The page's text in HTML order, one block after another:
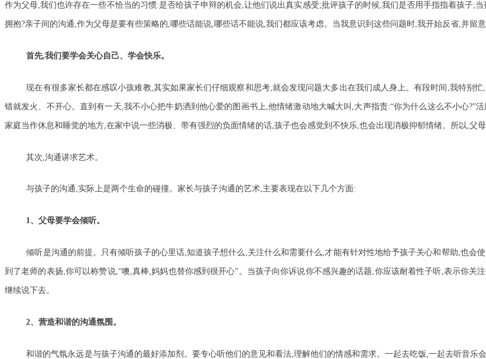
作为父母,我们也许存在一些不恰当的习惯:是否给孩子申辩的机会,让他们说出真实感受;批评孩子的时候,我们是否用手指指着孩子;
拥抱?亲子间的沟通,作为父母是要有些策略的,哪些话能说,哪些话不能说,我们都应该考虑。当我意识到这些问题时,我开始反省,并留
首先,我们要学会关心自己、学会快乐。
现在有很多家长都在感叹小孩难教,其实如果家长们仔细观察和思考,就会发现问题大多出在我们成人身上。有段时间,我特别
错就发火、不开心。直到有一天,我不小心把牛奶洒到他心爱的图画书上,他情绪激动地大喊大叫,大声指责:“你为什么这么不小心
家庭当作休息和睡觉的地方,在家中说一些消极、带有强烈的负面情绪的话,孩子也会感觉到不快乐,也会出现消极抑郁情绪。所以,父
其次,沟通讲求艺术。
与孩子的沟通,实际上是两个生命的碰撞。家长与孩子沟通的艺术,主要表现在以下几个方面:
1、父母要学会倾听。
倾听是沟通的前提。只有倾听孩子的心里话,知道孩子想什么,关注什么和需要什么,才能有针对性地给予孩子关心和帮助,也
到了老师的表扬,你可以称赞说,“噢,真棒,妈妈也替你感到很开心”。当孩子向你诉说你不感兴趣的话题,你应该耐着性子听,表示你关
继续说下去。
2、营造和谐的沟通氛围。
和谐的气氛永远是与孩子沟通的最好添加剂。要专心听他们的意见和看法,理解他们的情感和需求。一起去吃饭,一起去听音乐